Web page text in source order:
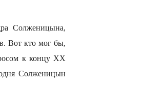
Солженицына,
Вот кто мог бы,
к концу XX
Солженицын